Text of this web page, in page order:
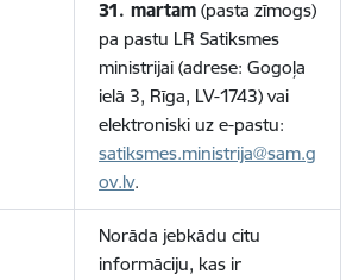
31. martam (pasta zīmogs)
pa pastu LR Satiksmes
ministrijai (adrese: Gogoļa
ielā 3, Rīga, LV-1743) vai
elektroniski uz e-pastu:
satiksmes.ministrija@sam.g
ov.lv.
Norāda jebkādu citu
informāciju, kas ir